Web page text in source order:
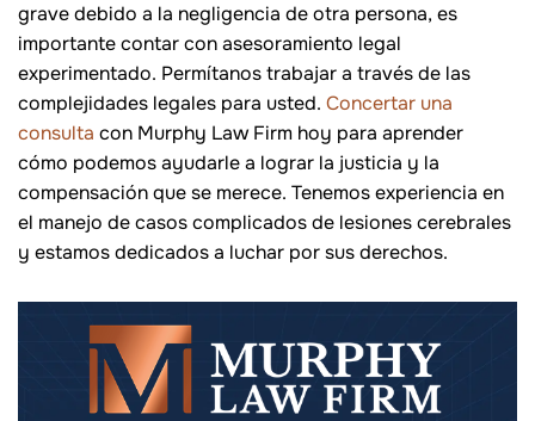
grave debido a la negligencia de otra persona, es
importante contar con asesoramiento legal
experimentado. Permítanos trabajar a través de las
complejidades legales para usted. Concertar una
consulta con Murphy Law Firm hoy para aprender
cómo podemos ayudarle a lograr la justicia y la
compensación que se merece. Tenemos experiencia en
el manejo de casos complicados de lesiones cerebrales
y estamos dedicados a luchar por sus derechos.